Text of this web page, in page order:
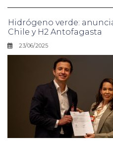
Hidrógeno verde:
Chile y H2 Antofagasta
23/06/2025